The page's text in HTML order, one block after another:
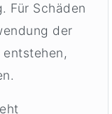
Für Schäden
der